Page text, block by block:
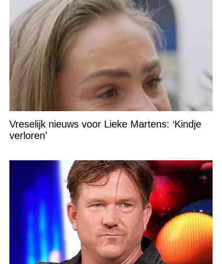
Vreselijk nieuws voor Lieke Martens: ‘Kindje
verloren’